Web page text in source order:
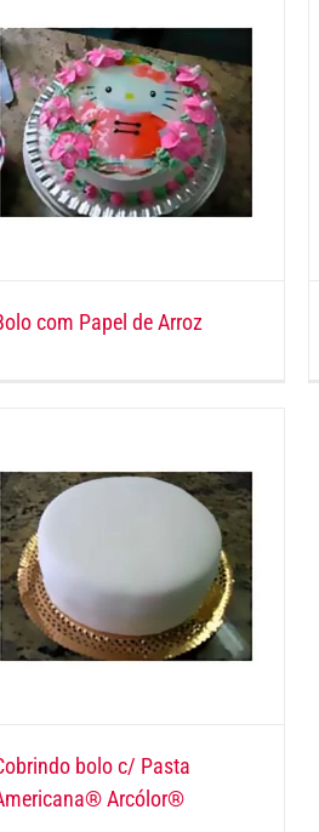
com Papel de Arroz
bolo c/ Pasta
Arcólor®